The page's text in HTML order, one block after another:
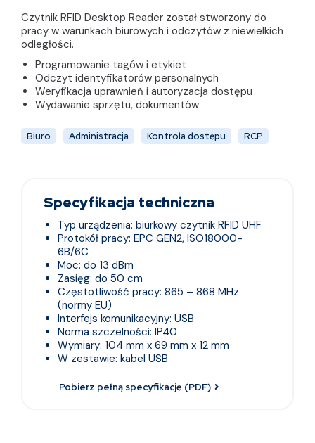
Czytnik RFID Desktop Reader został stworzony do
pracy w warunkach biurowych i odczytów z niewielkich
odległości.
Programowanie tagów i etykiet
Odczyt identyfikatorów personalnych
Weryfikacja uprawnień i autoryzacja dostępu
Wydawanie sprzętu, dokumentów
Biuro Administracja Kontrola dostępu RCP
Specyfikacja techniczna
Typ urządzenia: biurkowy czytnik RFID UHF
Protokół pracy: EPC GEN2, ISO18000-
6B/6C
Moc: do 13 dBm
Zasięg: do 50 cm
Częstotliwość pracy: 865 – 868 MHz
(normy EU)
Interfejs komunikacyjny: USB
Norma szczelności: IP40
Wymiary: 104 mm x 69 mm x 12 mm
W zestawie: kabel USB
Pobierz pełną specyfikację (PDF)